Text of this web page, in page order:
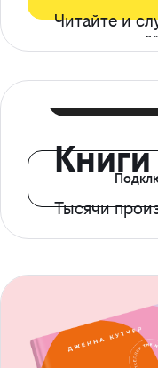
Читайте и
Книги
Тысячи
с доступом